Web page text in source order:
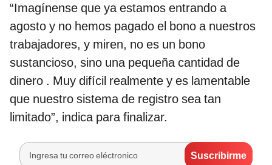
“Imagínense que ya estamos entrando a
agosto y no hemos pagado el bono a nuestros
trabajadores, y miren, no es un bono
sustancioso, sino una pequeña cantidad de
dinero . Muy difícil realmente y es lamentable
que nuestro sistema de registro sea tan
limitado”, indica para finalizar.